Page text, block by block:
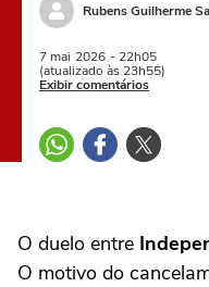
Rubens Guilherme
7 mai 2026 - 22h05
(atualizado às 23h55)
Exibir comentários
O duelo entre
O motivo do